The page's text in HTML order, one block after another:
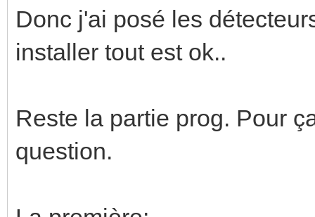
Donc j'ai posé les
installer tout est ok..
Reste la partie prog. Pour
question.